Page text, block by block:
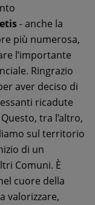
- anche la
più numerosa,
l’importante
Ringrazio
aver deciso di
ricadute
tra l’altro,
sul territorio
di un
Comuni. È
cuore della
valorizzare,